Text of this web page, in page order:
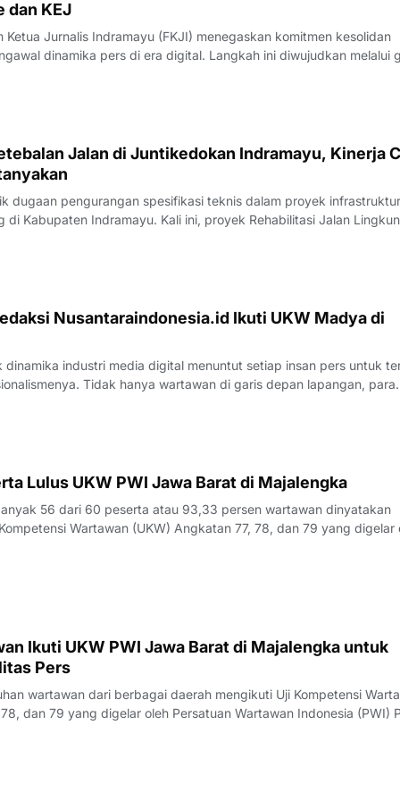
dan KEJ
Ketua Jurnalis Indramayu (FKJI) menegaskan komitmen kesolidan
dinamika pers di era digital. Langkah ini diwujudkan melalui
bertempat di Rumah Makan Payoe, Jalan Olahraga, Indramayu,
Jalan di Juntikedokan Indramayu, Kinerja
dugaan pengurangan spesifikasi teknis dalam proyek
di Kabupaten Indramayu. Kali ini, proyek Rehabilitasi Jalan
Kecamatan Juntinyuat, berada di bawah sorotan tajam lantaran
Nusantaraindonesia.id Ikuti UKW Madya di
dinamika industri media digital menuntut setiap insan pers untuk
Tidak hanya wartawan di garis depan lapangan, para
merasa perlu kembali bercermin dan menguji kapasitas diri demi
Lulus UKW PWI Jawa Barat di Majalengka
56 dari 60 peserta atau 93,33 persen wartawan dinyatakan
Wartawan (UKW) Angkatan 77, 78, dan 79 yang digelar
Juli 2026.Penguji UKW, Rita, menyampaikan hasil evaluasi akhir
Ikuti UKW PWI Jawa Barat di Majalengka untuk
Pers
wartawan dari berbagai daerah mengikuti Uji Kompetensi
dan 79 yang digelar oleh Persatuan Wartawan Indonesia (PWI)
Rabu (22/7/2026).Pelaksana Tugas (Plt) Ketua PWI Jawa